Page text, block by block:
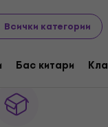
Всички категории
Бас китари
Аксесоари за